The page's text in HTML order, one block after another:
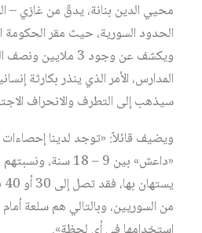
محيي الدين بنانة، يدقّ من غازي –
الحدود السورية، حيث مقر
ويكشف عن وجود 3
المدارس، الأمر الذي ينذر بكارثة
سيذهب إلى التطرف والانحراف
ويضيف قائلاً: «توجد لدينا إحصاءات
«داعش» بين 9 – 18
من السوريين، وبالتالي هم سلعة